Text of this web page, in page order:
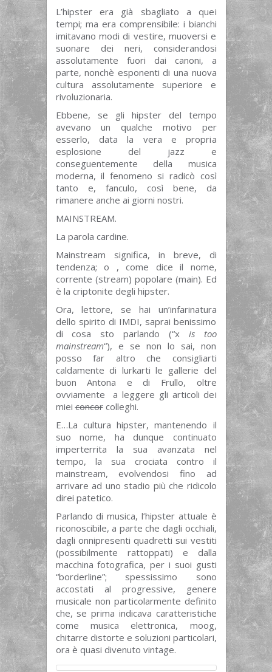
L’hipster era già sbagliato a quei
tempi; ma era comprensibile: i bianchi
imitavano modi di vestire, muoversi e
suonare dei neri, considerandosi
assolutamente fuori dai canoni, a
parte, nonchè esponenti di una nuova
cultura assolutamente superiore e
rivoluzionaria.
Ebbene, se gli hipster del tempo
avevano un qualche motivo per
esserlo, data la vera e propria
esplosione del jazz e
conseguentemente della musica
moderna, il fenomeno si radicò così
tanto e, fanculo, così bene, da
rimanere anche ai giorni nostri.
MAINSTREAM.
La parola cardine.
Mainstream significa, in breve, di
tendenza; o , come dice il nome,
corrente (stream) popolare (main). Ed
è la criptonite degli hipster.
Ora, lettore, se hai un’infarinatura
dello spirito di IMDI, saprai benissimo
di cosa sto parlando (“x is too
mainstream“), e se non lo sai, non
posso far altro che consigliarti
caldamente di lurkarti le gallerie del
buon Antona e di Frullo, oltre
ovviamente a leggere gli articoli dei
mieiconcorcolleghi.
E…La cultura hipster, mantenendo il
suo nome, ha dunque continuato
imperterrita la sua avanzata nel
tempo, la sua crociata contro il
mainstream, evolvendosi fino ad
arrivare ad uno stadio più che ridicolo
direi patetico.
Parlando di musica, l’hipster attuale è
riconoscibile, a parte che dagli occhiali,
dagli onnipresenti quadretti sui vestiti
(possibilmente rattoppati) e dalla
macchina fotografica, per i suoi gusti
“borderline”; spessissimo sono
accostati al progressive, genere
musicale non particolarmente definito
che, se prima indicava caratteristiche
come musica elettronica, moog,
chitarre distorte e soluzioni particolari,
ora è quasi divenuto vintage.